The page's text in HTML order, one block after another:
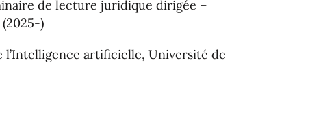
de lecture juridique dirigée –
)
l’Intelligence artificielle, Université de